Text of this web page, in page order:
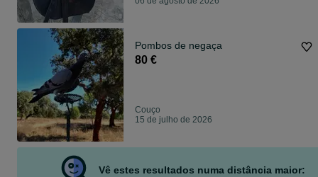
Pombos de negaça
80 €
Couço
15 de julho de 2026
Vê estes resultados numa distância maior: